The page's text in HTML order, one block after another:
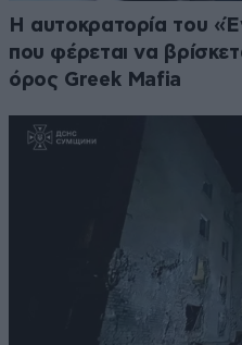
Η αυτοκρατορία του
που φέρεται να
όρος Greek Mafia